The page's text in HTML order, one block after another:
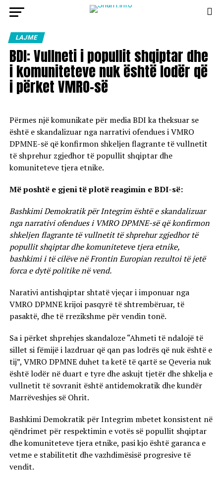
LAJME
BDI: Vullneti i popullit shqiptar dhe
i komuniteteve nuk është lodër që
i përket VMRO-së
Përmes një komunikate për media BDI ka theksuar se
është e skandalizuar nga narrativi ofendues i VMRO
DPMNE-së që konfirmon shkeljen flagrante të vullnetit
të shprehur zgjedhor të popullit shqiptar dhe
komuniteteve tjera etnike.
Më poshtë e gjeni të plotë reagimin e BDI-së:
Bashkimi Demokratik për Integrim është e skandalizuar
nga narrativi ofendues i VMRO DPMNE-së që konfirmon
shkeljen flagrante të vullnetit të shprehur zgjedhor të
popullit shqiptar dhe komuniteteve tjera etnike,
bashkimi i të cilëve në Frontin Europian rezultoi të jetë
forca e dytë politike në vend.
Narativi antishqiptar shtatë vjeçar i imponuar nga
VMRO DPMNE krijoi pasqyrë të shtrembëruar, të
pasaktë, dhe të rrezikshme për vendin tonë.
Sa i përket shprehjes skandaloze “Ahmeti të ndalojë të
sillet si fëmijë i lazdruar që qan pas lodrës që nuk është e
tij”, VMRO DPMNE duhet ta ketë të qartë se Qeveria nuk
është lodër në duart e tyre dhe askujt tjetër dhe shkelja e
vullnetit të sovranit është antidemokratik dhe kundër
Marrëveshjes së Ohrit.
Bashkimi Demokratik për Integrim mbetet konsistent në
qëndrimet për respektimin e votës së popullit shqiptar
dhe komuniteteve tjera etnike, pasi kjo është garanca e
vetme e stabilitetit dhe vazhdimësisë progresive të
vendit.